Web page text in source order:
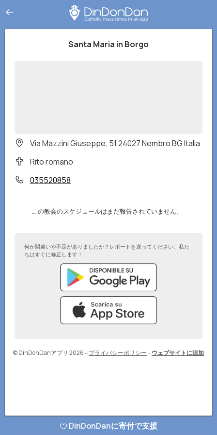
Santa Maria in Borgo
Via Mazzini Giuseppe, 51 24027 Nembro BG Italia
Rito romano
035520858
この教会のスケジュールはまだ報告されていません。
何か間違いや不足がありましたか？レポートを送ってください、私た
ちはすぐに修正します！
© DinDonDanアプリ 2026–プライバシーポリシー–ウェブサイトに追加
DinDonDanに寄付で支援